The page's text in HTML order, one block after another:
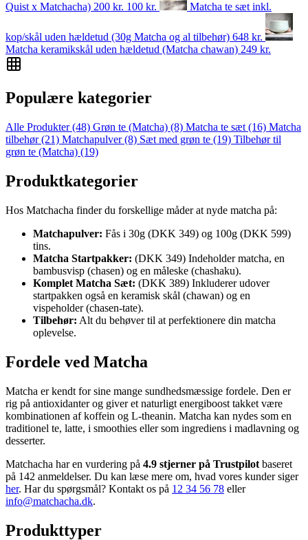
Quist x Matchacha) 200 kr. 100 kr. Matcha te sæt inkl.
kop/skål uden hældetud (30g Matcha og al tilbehør) 648 kr.
Matcha keramikskål uden hældetud (Matcha chawan) 249 kr.
Populære kategorier
Alle Produkter(48) Grøn te (Matcha) (8) Matcha te sæt (16) Matcha
tilbehør(21) Matchapulver(8) Sæt med grøn te (19) Tilbehør til
grøn te (Matcha) (19)
Produktkategorier
Hos Matchacha finder du forskellige måder at nyde matcha på:
Matchapulver: Fås i 30g (DKK 349) og 100g (DKK 599)
tins.
Matcha Startpakker: (DKK 349) Indeholder matcha, en
bambusvisp (chasen) og en måleske (chashaku).
Komplet Matcha Sæt: (DKK 389) Inkluderer udover
startpakken også en keramisk skål (chawan) og en
vispeholder (chasen-tate).
Tilbehør: Alt du behøver til at perfektionere din matcha
oplevelse.
Fordele ved Matcha
Matcha er kendt for sine mange sundhedsmæssige fordele. Den er
rig på antioxidanter og giver et naturligt energiboost takket være
kombinationen af koffein og L-theanin. Matcha kan nydes som en
traditionel te, latte, i smoothies eller som ingrediens i madlavning og
desserter.
Matchacha har en vurdering på 4.9 stjerner på Trustpilot baseret
på 142 anmeldelser. Du kan læse mere om, hvad vores kunder siger
her. Har du spørgsmål? Kontakt os på 12 34 56 78 eller
info@matchacha.dk.
Produkttyper